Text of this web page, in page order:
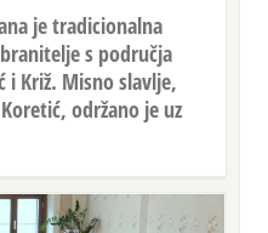
je tradicionalna
s područja
i Križ. Misno slavlje,
održano je uz